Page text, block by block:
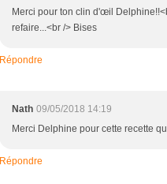
Merci pour ton clin d'œil
refaire...<br /> Bises
Répondre
Nath 09/05/2018 14:19
Merci Delphine pour cette recette
Répondre